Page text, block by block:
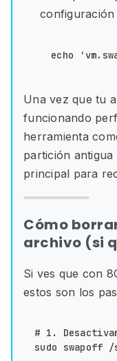
configuración
Una vez que tu
funcionando
herramienta
partición
principal para
Cómo
archivo (si
Si ves que con
estos son los
# 1.
sudo swapoff